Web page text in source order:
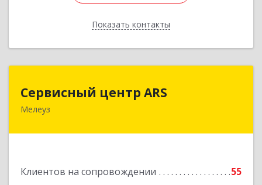
Показать контакты
Назад
Сервисный центр ARS
Мелеуз
Клиентов на сопровождении 55